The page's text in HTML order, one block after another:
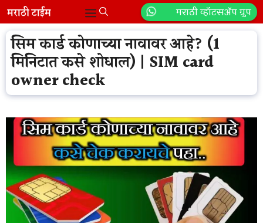
Skip
to
content
मराठी व्हॉटसॲप ग्रुप
Menu
सिम कार्ड कोणाच्या नावावर आहे? (1
मिनिटात कसे शोधाल) | SIM card
owner check